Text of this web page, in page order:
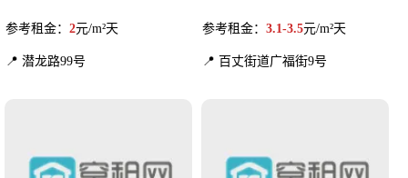
参考租金： 2元/m²天
📍 潜龙路99号
参考租金：3.1-3.5元/m²天
📍 百丈街道广福街9号